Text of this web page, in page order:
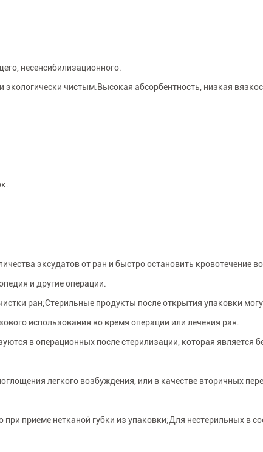
несенсибилизационного.
чистым.Высокая абсорбентность, низкая
эксудатов от ран и быстро остановить кровотечение
и другие операции.
ран;Стерильные продукты после открытия упаковки
использования во время операции или лечения ран.
в операционных после стерилизации, которая является
легкого возбуждения, или в качестве вторичных
приеме нетканой губки из упаковки;Для нестерильных в